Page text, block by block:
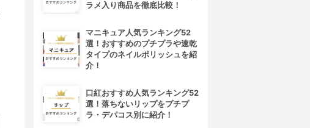
ラメ入り商品を徹底比較！
マニキュア人気ランキング52
選！おすすめのプチプラや速乾
タイプのネイルポリッシュを紹
介！
口紅おすすめ人気ランキング52
選！落ちないリップをプチプ
ラ・デパコス別に紹介！